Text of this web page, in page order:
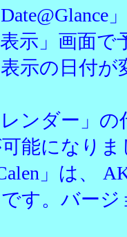
表示」画面
示の日付
レンダー」
能になりま
」は、
す。バー